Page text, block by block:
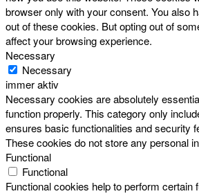
browser only with your consent. You also
out of these cookies. But opting out of
affect your browsing experience.
Necessary
Necessary
immer aktiv
Necessary cookies are absolutely
function properly. This category only
ensures basic functionalities and security
These cookies do not store any personal
Functional
Functional
Functional cookies help to perform certain